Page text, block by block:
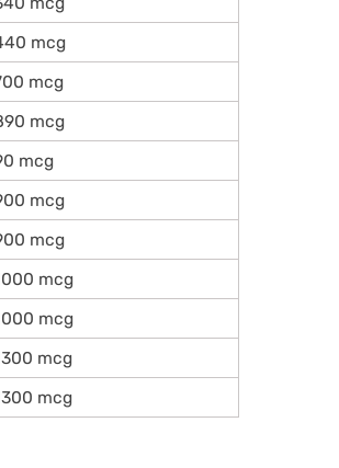
mcg
mcg
mcg
mcg
mcg
mcg
mcg
mcg
mcg
mcg